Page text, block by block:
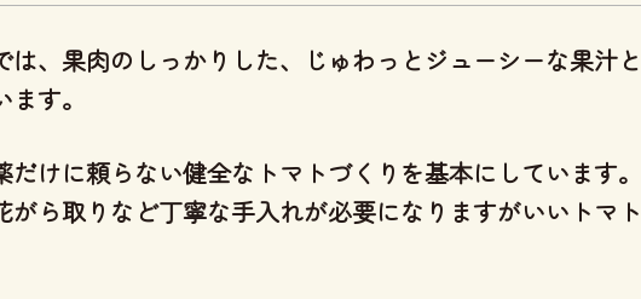
、 果肉のしっかりした、じゅわっとジューシーな果汁
す。
だけに頼らない健全なトマトづくり を基本にしています。
がら取りなど丁寧な手入れが必要になりますがいいトマ